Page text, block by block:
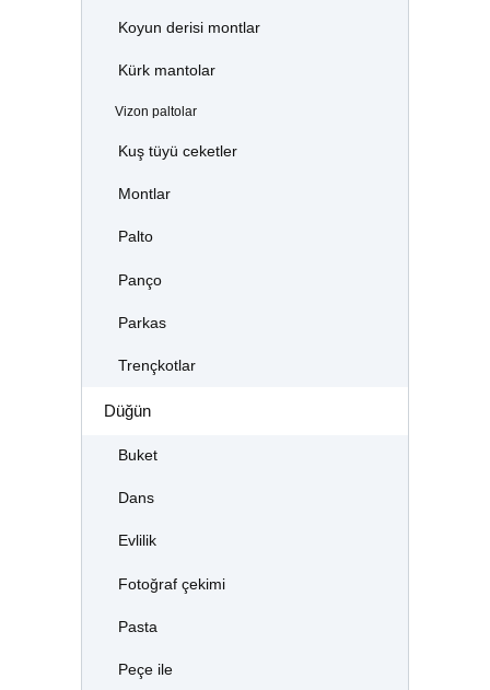
Koyun derisi montlar
Kürk mantolar
Vizon paltolar
Kuş tüyü ceketler
Montlar
Palto
Panço
Parkas
Trençkotlar
Düğün
Buket
Dans
Evlilik
Fotoğraf çekimi
Pasta
Peçe ile